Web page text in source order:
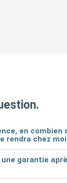
en combien
rendra chez moi
garantie